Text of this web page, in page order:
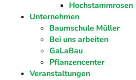
Hochstammrosen
Unternehmen
Baumschule Müller
Bei uns arbeiten
GaLaBau
Pflanzencenter
Veranstaltungen